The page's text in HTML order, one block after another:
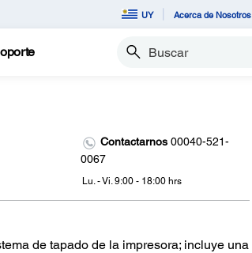
UY Acerca de Nosotros
Buscar
Contactarnos 00040-521-
0067
Lu. - Vi. 9:00 - 18:00 hrs
de tapado de la impresora; incluye una